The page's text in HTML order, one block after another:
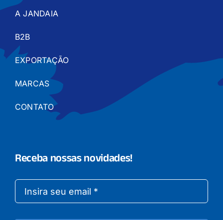
A JANDAIA
B2B
EXPORTAÇÃO
MARCAS
CONTATO
Receba nossas novidades!